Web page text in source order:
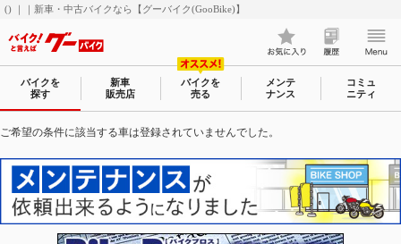
() ｜｜新車・中古バイクなら【グーバイク(GooBike)】
バイクを
探す
新車
販売店
バイクを
売る
メンテ
ナンス
コミュ
ニティ
ご希望の条件に該当する車は登録されていませんでした。